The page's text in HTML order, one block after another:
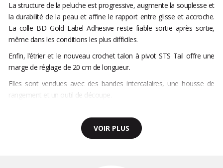
La structure de la peluche est progressive, augmente la souplesse et
la durabilité de la peau et affine le rapport entre glisse et accroche.
La colle BD Gold Label Adhesive reste fiable sortie après sortie,
même dans les conditions les plus difficiles.
Enfin, l’étrier et le nouveau crochet talon à pivot STS Tail offre une
marge de réglage de 20 cm de longueur.
Elles sont vendues avec des bandes intercalaires, une housse de
rangement et un outil de découpe.
VOIR PLUS